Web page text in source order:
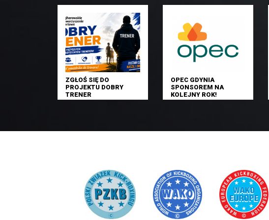
ZGŁOŚ SIĘ DO
PROJEKTU DOBRY
TRENER
OPEC GDYNIA
SPONSOREM NA
KOLEJNY ROK!